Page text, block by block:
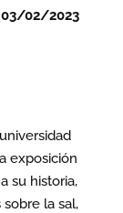
03/02/2023
exposición
su historia,
la sal,